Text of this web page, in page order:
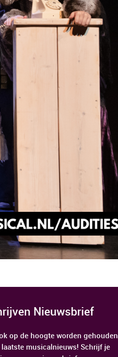
Nieuwsbrief
op de hoogte worden gehouden
musicalnieuws! Schrijf je